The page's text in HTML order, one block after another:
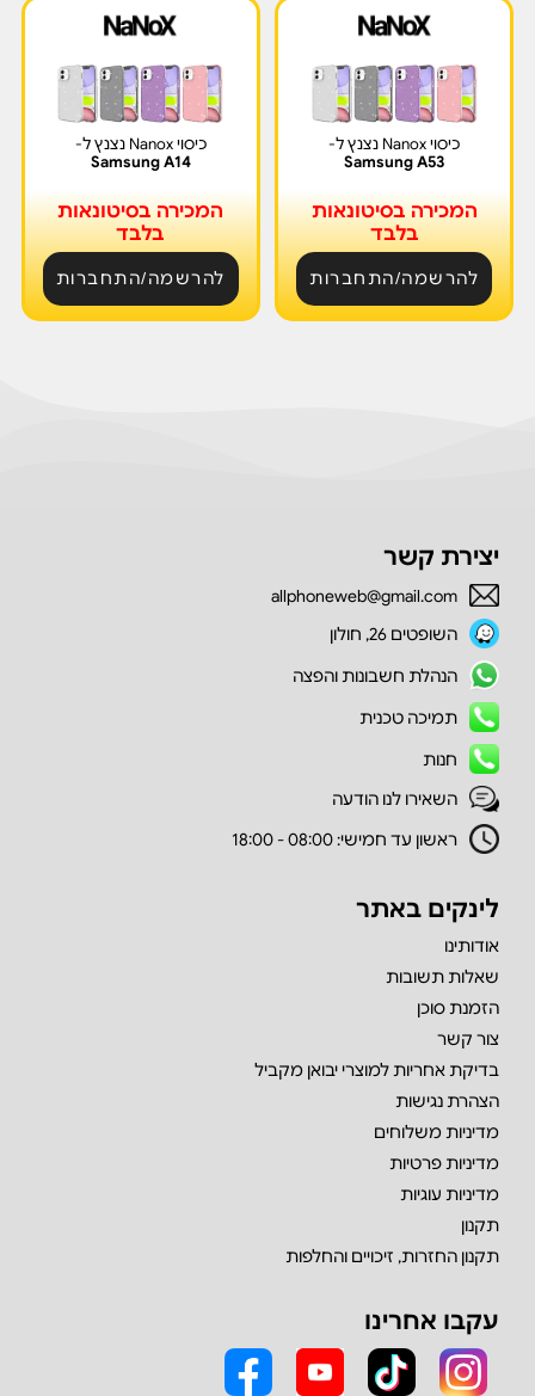
כיסוי Nanox נצנץ ל-
Samsung A53
המכירה בסיטונאות
בלבד
להרשמה/התחברות
כיסוי Nanox נצנץ ל-
Samsung A14
המכירה בסיטונאות
בלבד
להרשמה/התחברות
יצירת קשר
allphoneweb@gmail.com
השופטים 26, חולון
הנהלת חשבונות והפצה
תמיכה טכנית
חנות
השאירו לנו הודעה
ראשון עד חמישי: 08:00 - 18:00
לינקים באתר
אודותינו
שאלות תשובות
הזמנת סוכן
צור קשר
בדיקת אחריות למוצרי יבואן מקביל
הצהרת נגישות
מדיניות משלוחים
מדיניות פרטיות
מדיניות עוגיות
תקנון
תקנון החזרות, זיכויים והחלפות
עקבו אחרינו